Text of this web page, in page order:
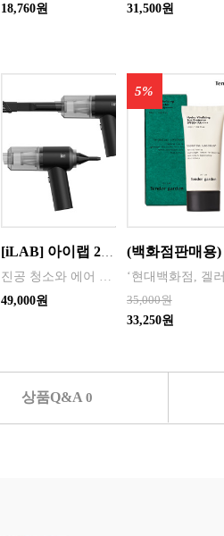
18,760원 31,500원
49,000원
35,000원
5%
33,250원
상품Q&A 0